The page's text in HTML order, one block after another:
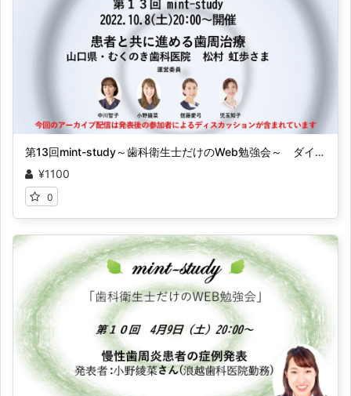
第13回mint-study～歯科衛生士だけのWeb勉強会～ ダイジェスト
¥1100
0